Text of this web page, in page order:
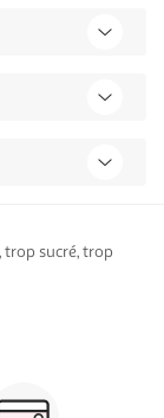
trop sucré, trop